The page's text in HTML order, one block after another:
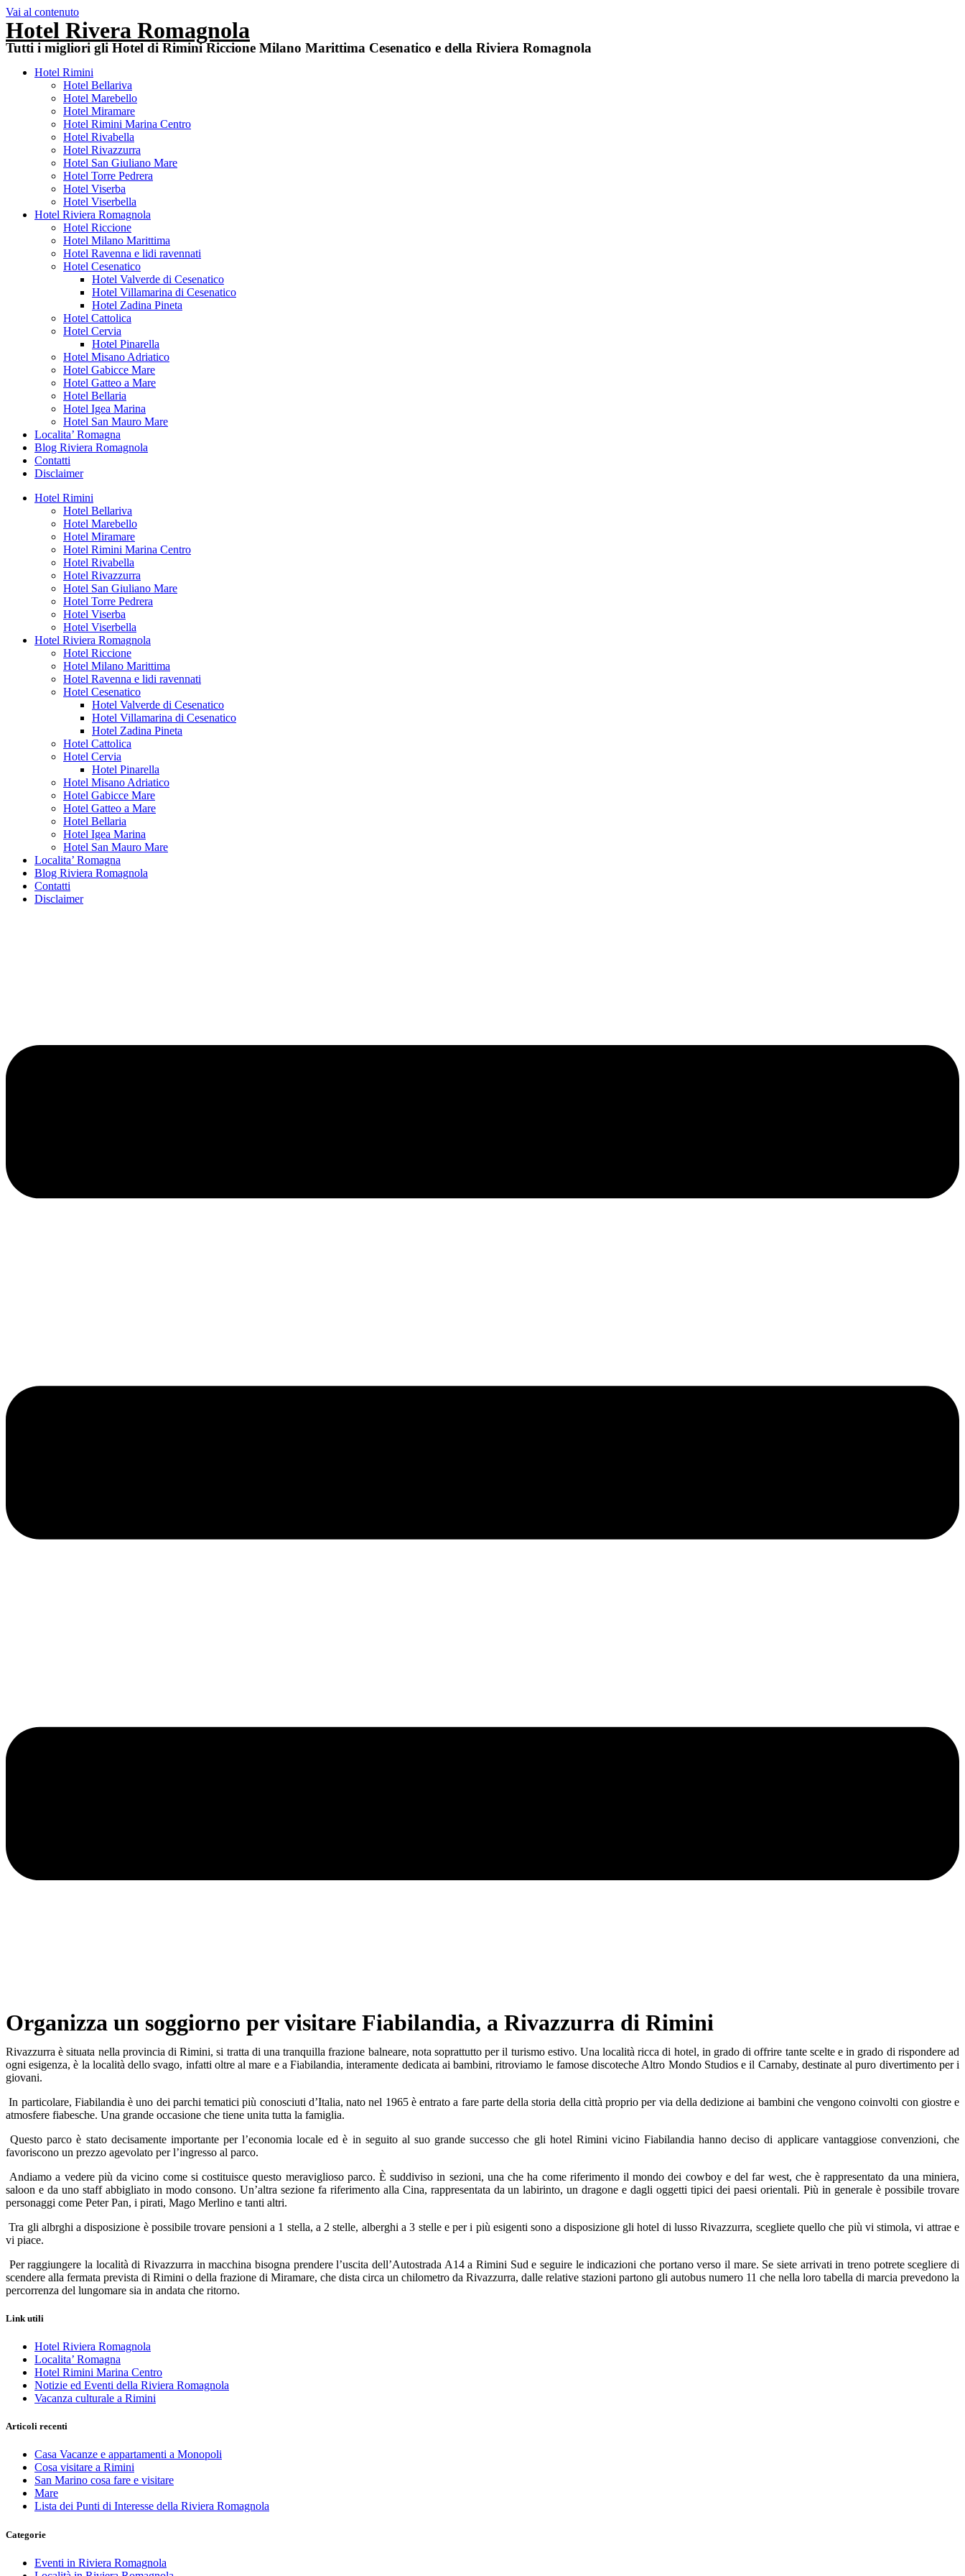
Vai al contenuto
Hotel Rivera Romagnola
Tutti i migliori gli Hotel di Rimini Riccione Milano Marittima Cesenatico e della Riviera Romagnola
Hotel Rimini
Hotel Bellariva
Hotel Marebello
Hotel Miramare
Hotel Rimini Marina Centro
Hotel Rivabella
Hotel Rivazzurra
Hotel San Giuliano Mare
Hotel Torre Pedrera
Hotel Viserba
Hotel Viserbella
Hotel Riviera Romagnola
Hotel Riccione
Hotel Milano Marittima
Hotel Ravenna e lidi ravennati
Hotel Cesenatico
Hotel Valverde di Cesenatico
Hotel Villamarina di Cesenatico
Hotel Zadina Pineta
Hotel Cattolica
Hotel Cervia
Hotel Pinarella
Hotel Misano Adriatico
Hotel Gabicce Mare
Hotel Gatteo a Mare
Hotel Bellaria
Hotel Igea Marina
Hotel San Mauro Mare
Localita’ Romagna
Blog Riviera Romagnola
Contatti
Disclaimer
Hotel Rimini
Hotel Bellariva
Hotel Marebello
Hotel Miramare
Hotel Rimini Marina Centro
Hotel Rivabella
Hotel Rivazzurra
Hotel San Giuliano Mare
Hotel Torre Pedrera
Hotel Viserba
Hotel Viserbella
Hotel Riviera Romagnola
Hotel Riccione
Hotel Milano Marittima
Hotel Ravenna e lidi ravennati
Hotel Cesenatico
Hotel Valverde di Cesenatico
Hotel Villamarina di Cesenatico
Hotel Zadina Pineta
Hotel Cattolica
Hotel Cervia
Hotel Pinarella
Hotel Misano Adriatico
Hotel Gabicce Mare
Hotel Gatteo a Mare
Hotel Bellaria
Hotel Igea Marina
Hotel San Mauro Mare
Localita’ Romagna
Blog Riviera Romagnola
Contatti
Disclaimer
Organizza un soggiorno per visitare Fiabilandia, a Rivazzurra di Rimini
Rivazzurra è situata nella provincia di Rimini, si tratta di una tranquilla frazione balneare, nota soprattutto per il turismo estivo. Una località ricca di hotel, in grado di offrire tante scelte e in grado di rispondere ad
ogni esigenza, è la località dello svago, infatti oltre al mare e a Fiabilandia, interamente dedicata ai bambini, ritroviamo le famose discoteche Altro Mondo Studios e il Carnaby, destinate al puro divertimento per i
giovani.
In particolare, Fiabilandia è uno dei parchi tematici più conosciuti d’Italia, nato nel 1965 è entrato a fare parte della storia della città proprio per via della dedizione ai bambini che vengono coinvolti con giostre e
atmosfere fiabesche. Una grande occasione che tiene unita tutta la famiglia.
Questo parco è stato decisamente importante per l’economia locale ed è in seguito al suo grande successo che gli hotel Rimini vicino Fiabilandia hanno deciso di applicare vantaggiose convenzioni, che
favoriscono un prezzo agevolato per l’ingresso al parco.
Andiamo a vedere più da vicino come si costituisce questo meraviglioso parco. È suddiviso in sezioni, una che ha come riferimento il mondo dei cowboy e del far west, che è rappresentato da una miniera,
saloon e da uno staff abbigliato in modo consono. Un’altra sezione fa riferimento alla Cina, rappresentata da un labirinto, un dragone e dagli oggetti tipici dei paesi orientali. Più in generale è possibile trovare
personaggi come Peter Pan, i pirati, Mago Merlino e tanti altri.
Tra gli albrghi a disposizione è possibile trovare pensioni a 1 stella, a 2 stelle, alberghi a 3 stelle e per i più esigenti sono a disposizione gli hotel di lusso Rivazzurra, scegliete quello che più vi stimola, vi attrae e
vi piace.
Per raggiungere la località di Rivazzurra in macchina bisogna prendere l’uscita dell’Autostrada A14 a Rimini Sud e seguire le indicazioni che portano verso il mare. Se siete arrivati in treno potrete scegliere di
scendere alla fermata prevista di Rimini o della frazione di Miramare, che dista circa un chilometro da Rivazzurra, dalle relative stazioni partono gli autobus numero 11 che nella loro tabella di marcia prevedono la
percorrenza del lungomare sia in andata che ritorno.
Link utili
Hotel Riviera Romagnola
Localita’ Romagna
Hotel Rimini Marina Centro
Notizie ed Eventi della Riviera Romagnola
Vacanza culturale a Rimini
Articoli recenti
Casa Vacanze e appartamenti a Monopoli
Cosa visitare a Rimini
San Marino cosa fare e visitare
Mare
Lista dei Punti di Interesse della Riviera Romagnola
Categorie
Eventi in Riviera Romagnola